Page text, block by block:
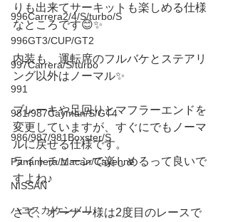
996Carrera2/4/S/turbo/S
996GT3/CUP/GT2
997Carrera/S/turbo
991
981/987Cayman/S/GT4
986/987/981Boxster/S
Panamera/Macan/Cayenne
NISSAN
ハコスカ/ケンメリ
りも出来てサーキットも楽しめる仕様
なところです😊✨
内装も、運転席のフルバケとステアリ
ング以外はノーマル✨
ブレーキや足回りとマフラーエンドを
変更していますが、すぐにでもノーマ
ルに戻せる仕様です。
ライトチューンで楽しめるって良いで
すよね♪
さて、オーナー様は2度目のレースで